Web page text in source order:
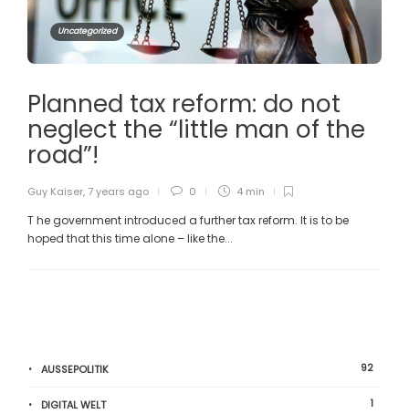
Uncategorized
Planned tax reform: do not
neglect the “little man of the
road”!
Guy Kaiser, 7 years ago 0 4 min
T he government introduced a further tax reform. It is to be
hoped that this time alone – like the...
AUSSEPOLITIK 92
DIGITAL WELT 1